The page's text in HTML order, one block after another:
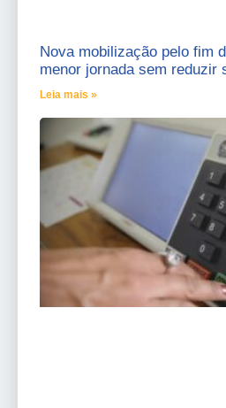
Nova mobilização pelo fim
menor jornada sem reduzir
Leia mais »